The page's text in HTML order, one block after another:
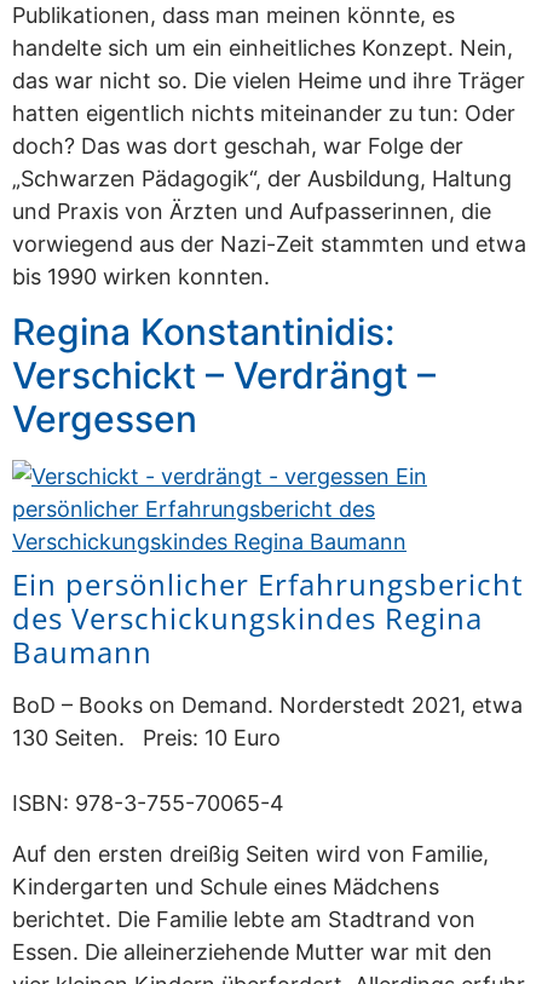
Publikationen, dass man meinen könnte, es
handelte sich um ein einheitliches Konzept. Nein,
das war nicht so. Die vielen Heime und ihre Träger
hatten eigentlich nichts miteinander zu tun: Oder
doch? Das was dort geschah, war Folge der
„Schwarzen Pädagogik“, der Ausbildung, Haltung
und Praxis von Ärzten und Aufpasserinnen, die
vorwiegend aus der Nazi-Zeit stammten und etwa
bis 1990 wirken konnten.
Regina Konstantinidis:
Verschickt – Verdrängt –
Vergessen
Ein persönlicher Erfahrungsbericht
des Verschickungskindes Regina
Baumann
BoD – Books on Demand. Norderstedt 2021, etwa
130 Seiten. Preis: 10 Euro
ISBN: 978-3-755-70065-4
Auf den ersten dreißig Seiten wird von Familie,
Kindergarten und Schule eines Mädchens
berichtet. Die Familie lebte am Stadtrand von
Essen. Die alleinerziehende Mutter war mit den